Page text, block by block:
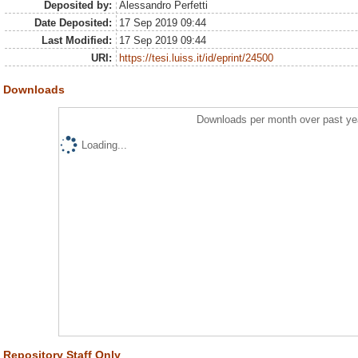
Deposited by:
Alessandro Perfetti
Date Deposited:
17 Sep 2019 09:44
Last Modified:
17 Sep 2019 09:44
URI:
https://tesi.luiss.it/id/eprint/24500
Downloads
Downloads per month over past
Loading...
Repository Staff Only